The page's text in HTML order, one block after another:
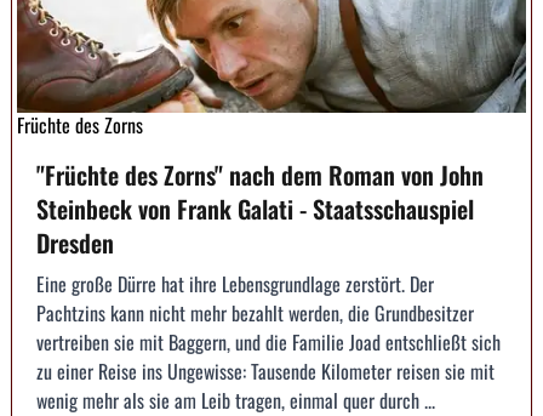
Früchte des Zorns
"Früchte des Zorns" nach dem Roman von John
Steinbeck von Frank Galati - Staatsschauspiel
Dresden
Eine große Dürre hat ihre Lebensgrundlage zerstört. Der
Pachtzins kann nicht mehr bezahlt werden, die Grundbesitzer
vertreiben sie mit Baggern, und die Familie Joad entschließt sich
zu einer Reise ins Ungewisse: Tau­sende Kilometer reisen sie mit
wenig mehr als sie am Leib tragen, einmal quer durch ...